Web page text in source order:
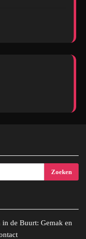
de Buurt: Gemak en